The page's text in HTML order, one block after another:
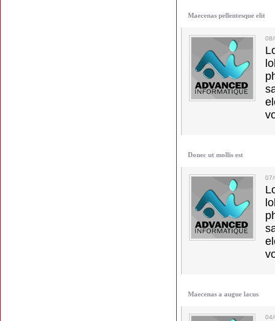
Maecenas pellentesque elit
Donec ut mollis est
Maecenas a augue lacus